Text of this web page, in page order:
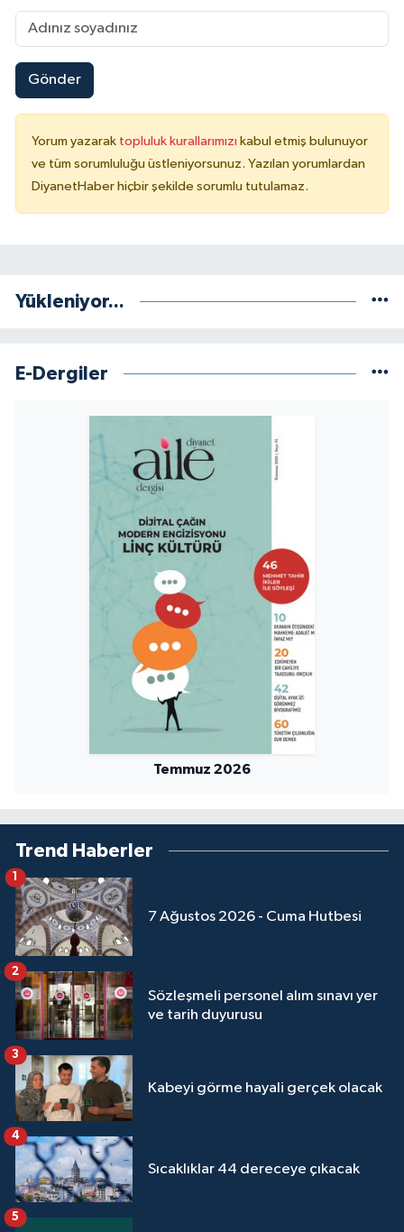
Gönder
Yorum yazarak topluluk kurallarımızı kabul etmiş bulunuyor
ve tüm sorumluluğu üstleniyorsunuz. Yazılan yorumlardan
DiyanetHaber hiçbir şekilde sorumlu tutulamaz.
Yükleniyor...
E-Dergiler
Temmuz 2026
Trend Haberler
7 Ağustos 2026 - Cuma Hutbesi
Sözleşmeli personel alım sınavı yer
ve tarih duyurusu
2
Kabeyi görme hayali gerçek olacak
3
Sıcaklıklar 44 dereceye çıkacak
4
5
Karaman Müftülüğü
Kars Müftülüğü
Kastamonu Müftülüğü
Kayseri Müftülüğü
Kilis Müftülüğü
Kırklareli Müftülüğü
Konya Müftülüğü
Kütahya Müftülüğü
Malatya Müftülüğü
Manisa Müftülüğü
Mardin Müftülüğü
Mersin Müftülüğü
Muğla Müftülüğü
Muş Müftülüğü
Niğde Müftülüğü
Ordu Müftülüğü
Osmaniye Müftülüğü
Rize Müftülüğü
Sakarya Müftülüğü
Samsun Müftülüğü
Sinop Müftülüğü
Sivas Müftülüğü